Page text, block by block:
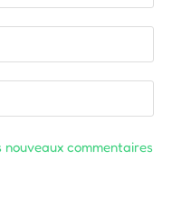
commentaires